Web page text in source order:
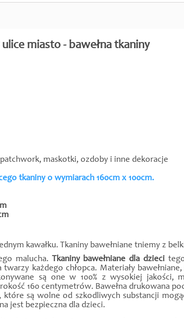
miasto - bawełna tkaniny
maskotki, ozdoby i inne dekoracje
tkaniny o wymiarach 160cm x 100cm.
kawałku. Tkaniny bawełniane tniemy z
malucha. Tkaniny bawełniane dla dzieci
każdego chłopca. Materiały
są one w 100% z wysokiej jakości,
160 centymetrów. Bawełna drukowana
które są wolne od szkodliwych substancji
jest bezpieczna dla dzieci.